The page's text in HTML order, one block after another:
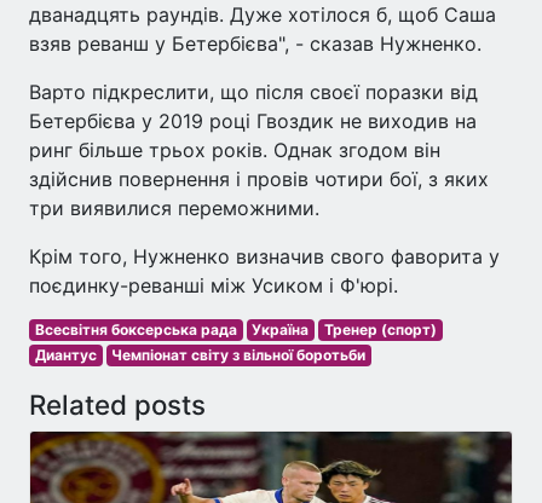
дванадцять раундів. Дуже хотілося б, щоб Саша
взяв реванш у Бетербієва", - сказав Нужненко.
Варто підкреслити, що після своєї поразки від
Бетербієва у 2019 році Гвоздик не виходив на
ринг більше трьох років. Однак згодом він
здійснив повернення і провів чотири бої, з яких
три виявилися переможними.
Крім того, Нужненко визначив свого фаворита у
поєдинку-реванші між Усиком і Ф'юрі.
Всесвітня боксерська рада Україна
Тренер (спорт)
Диантус
Чемпіонат світу з вільної боротьби
Related posts